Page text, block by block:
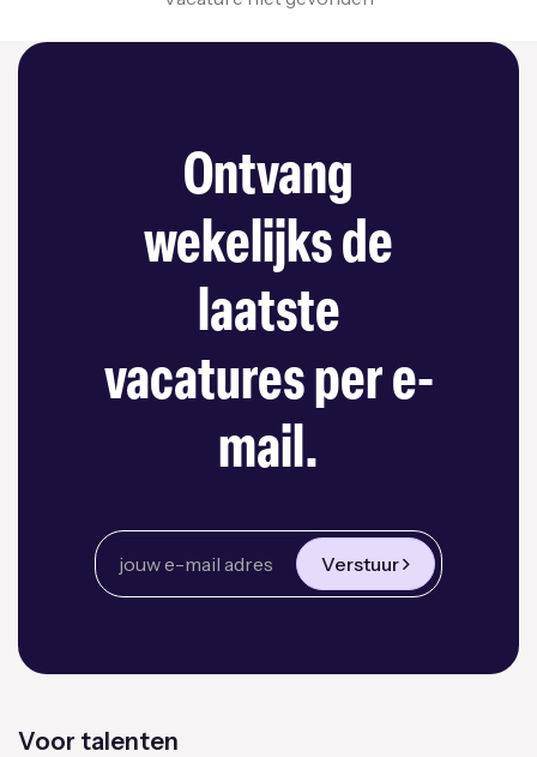
Ontvang
wekelijks de
laatste
vacatures per e-
mail.
Verstuur
Voor talenten